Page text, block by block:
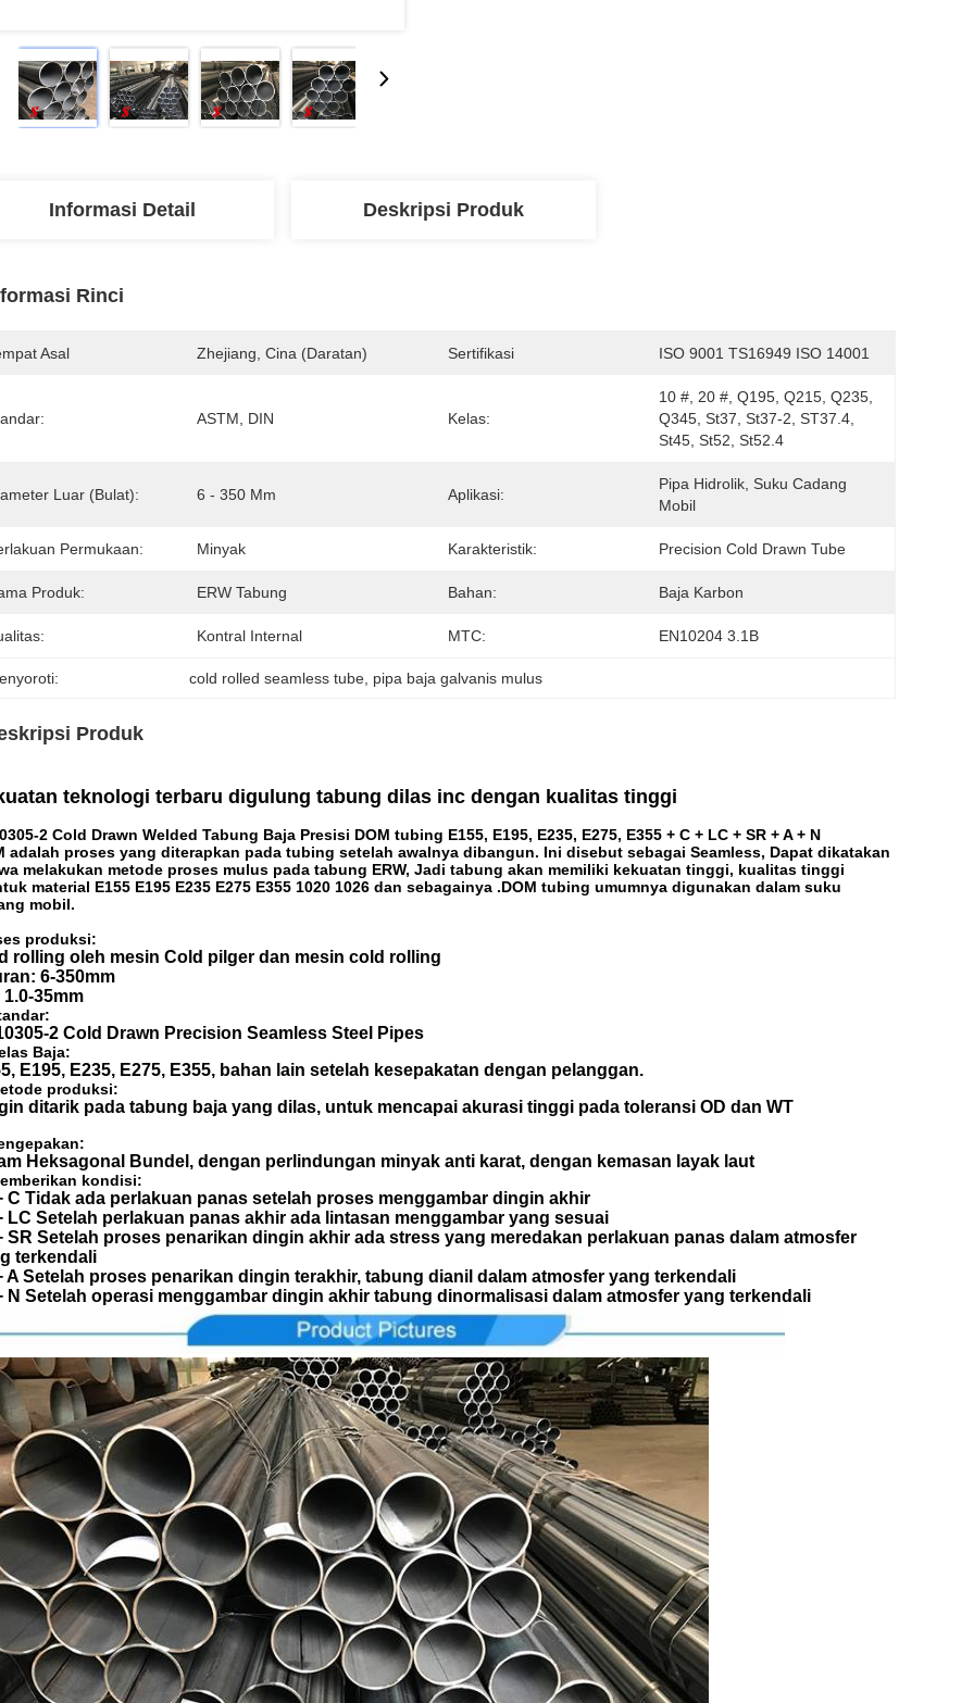
Informasi Detail Deskripsi Produk
Rinci
Asal Zhejiang, Cina (daratan) Sertifikasi ISO 9001 TS16949 ISO 14001
ASTM, DIN Kelas:
10 #, 20 #, Q195, Q215, Q235,
Q345, St37, St37-2, ST37.4,
St45, St52, St52.4
Luar (Bulat): 6 - 350 Mm Aplikasi:
Pipa Hidrolik, Suku Cadang
Mobil
Permukaan: Minyak Karakteristik: Precision Cold Drawn Tube
Produk: ERW Tabung Bahan: Baja Karbon
Kontral Internal MTC: EN10204 3.1B
cold rolled seamless tube pipa baja galvanis mulus
Produk
teknologi terbaru digulung tabung dilas inc dengan kualitas tinggi
2 Cold Drawn Welded Tabung Baja Presisi DOM tubing E155, E195, E235, E275, E355 + C + LC + SR + A + N
adalah proses yang diterapkan pada tubing setelah awalnya dibangun. Ini disebut sebagai Seamless, Dapat dikatakan
melakukan metode proses mulus pada tabung ERW, Jadi tabung akan memiliki kekuatan tinggi, kualitas tinggi
material E155 E195 E235 E275 E355 1020 1026 dan sebagainya .DOM tubing umumnya digunakan dalam suku
mobil.
produksi:
rolling oleh mesin Cold pilger dan mesin cold rolling
6-350mm
1.0-35mm
2 Cold Drawn Precision Seamless Steel Pipes
Baja:
E195, E235, E275, E355, bahan lain setelah kesepakatan dengan pelanggan.
produksi:
ditarik pada tabung baja yang dilas, untuk mencapai akurasi tinggi pada toleransi OD dan WT
Heksagonal Bundel, dengan perlindungan minyak anti karat, dengan kemasan layak laut
kondisi:
C Tidak ada perlakuan panas setelah proses menggambar dingin akhir
LC Setelah perlakuan panas akhir ada lintasan menggambar yang sesuai
SR Setelah proses penarikan dingin akhir ada stress yang meredakan perlakuan panas dalam atmosfer
terkendali
A Setelah proses penarikan dingin terakhir, tabung dianil dalam atmosfer yang terkendali
N Setelah operasi menggambar dingin akhir tabung dinormalisasi dalam atmosfer yang terkendali